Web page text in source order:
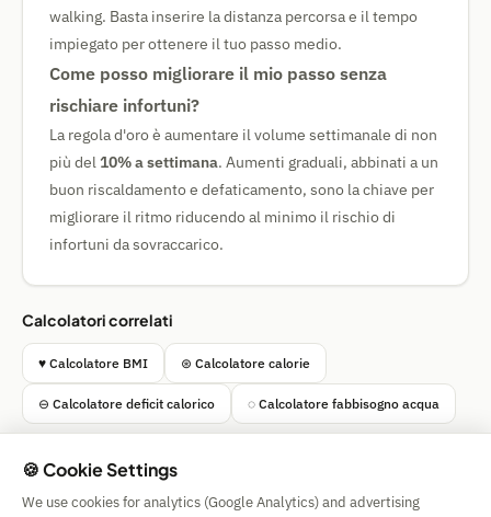
walking. Basta inserire la distanza percorsa e il tempo
impiegato per ottenere il tuo passo medio.
Come posso migliorare il mio passo senza
rischiare infortuni?
La regola d'oro è aumentare il volume settimanale di non
più del 10% a settimana. Aumenti graduali, abbinati a un
buon riscaldamento e defaticamento, sono la chiave per
migliorare il ritmo riducendo al minimo il rischio di
infortuni da sovraccarico.
Calcolatori correlati
♥ Calcolatore BMI ⊛ Calcolatore calorie
⊖ Calcolatore deficit calorico ◌ Calcolatore fabbisogno acqua
Simple Calculator
🍪 Cookie Settings
We use cookies for analytics (Google Analytics) and advertising